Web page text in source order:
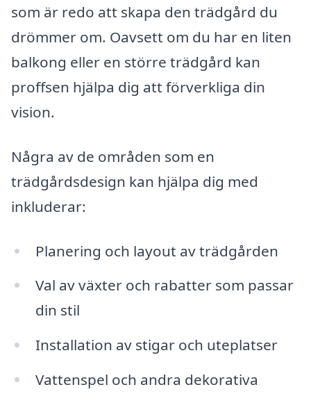
som är redo att skapa den trädgård du
drömmer om. Oavsett om du har en liten
balkong eller en större trädgård kan
proffsen hjälpa dig att förverkliga din
vision.
Några av de områden som en
trädgårdsdesign kan hjälpa dig med
inkluderar:
Planering och layout av trädgården
Val av växter och rabatter som passar
din stil
Installation av stigar och uteplatser
Vattenspel och andra dekorativa